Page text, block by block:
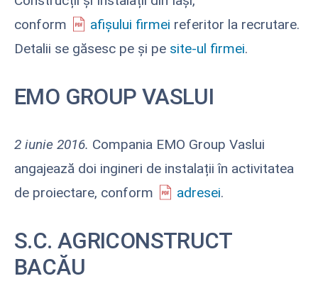
conform
afișului firmei referitor la recrutare.
Detalii se găsesc pe și pe site-ul firmei.
EMO GROUP VASLUI
2 iunie 2016. Compania EMO Group Vaslui
angajează doi ingineri de instalații în activitatea
de proiectare, conform
adresei.
S.C. AGRICONSTRUCT
BACĂU